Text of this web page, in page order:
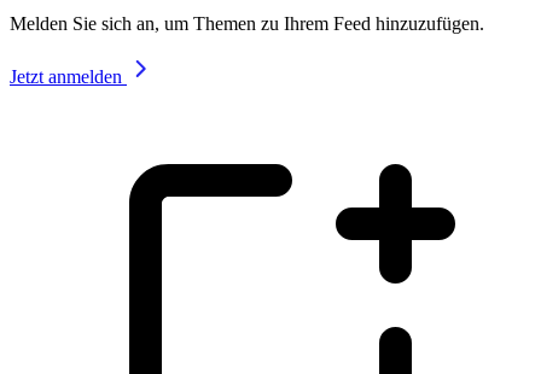
Melden Sie sich an, um Themen zu Ihrem Feed hinzuzufügen.
Jetzt anmelden